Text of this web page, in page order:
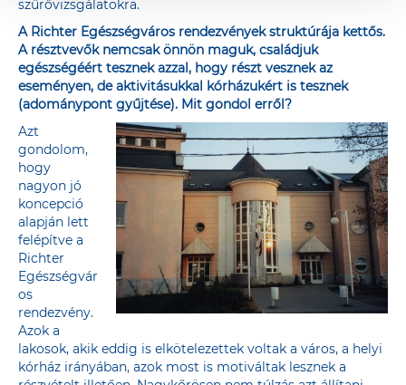
szűrővizsgálatokra.
A Richter Egészségváros rendezvények struktúrája kettős.
A résztvevők nemcsak önnön maguk, családjuk
egészségéért tesznek azzal, hogy részt vesznek az
eseményen, de aktivitásukkal kórházukért is tesznek
(adománypont gyűjtése). Mit gondol erről?
Azt
gondolom,
hogy
nagyon jó
koncepció
alapján lett
felépítve a
Richter
Egészségvár
os
rendezvény.
Azok a
lakosok, akik eddig is elkötelezettek voltak a város, a helyi
kórház irányában, azok most is motiváltak lesznek a